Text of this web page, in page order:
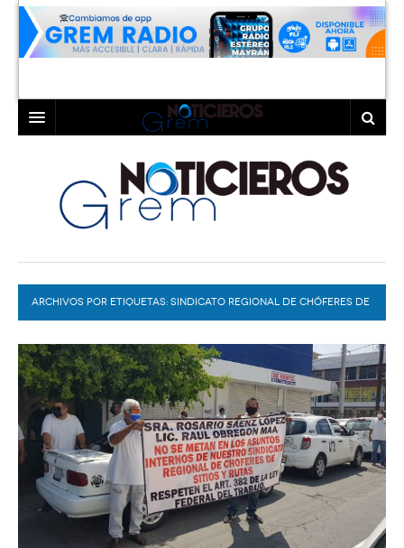
LAGUNA
TORREÓN
GÓMEZ PALACIO
LERDO
COAHUILA
DURANGO
DEPORTES
EXA
EL EXACTO
EXA INFORMA
GLOBO
CONTEXTOS
TRAYECTO LAGUNA
A MEDIA MAÑANA
DIÁLOGOS CON LA HISTORIA
TWEETS AND BEATS
LA MEJOR 97.1 ESTÉREO GALLITO
COLABORADORES
PC29
ACTUALIDADES GREM
ARCHIVOS POR ETIQUETAS: SINDICATO REGIONAL DE CHÓFERES DE